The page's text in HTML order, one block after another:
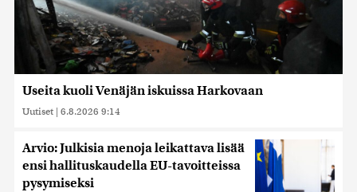
Useita kuoli Venäjän iskuissa Harkovaan
Uutiset | 6.8.2026 9:14
Arvio: Julkisia menoja leikattava lisää
ensi hallituskaudella EU-tavoitteissa
pysymiseksi